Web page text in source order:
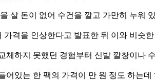
살 돈이 없어 수건을 깔고 가만히 누워
가격을 인상한다고 발표한 뒤 이와 비슷
체하지 못했던 경험부터 신발 깔창이나
어있는 한 팩의 가격이 만 원 정도 하는